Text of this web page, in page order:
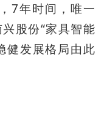
7年时间，唯一
股份“家具智能
健发展格局由此